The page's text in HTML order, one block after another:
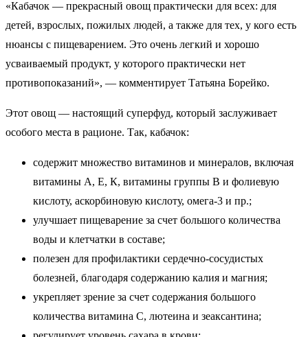
«Кабачок — прекрасный овощ практически для всех: для
детей, взрослых, пожилых людей, а также для тех, у кого есть
нюансы с пищеварением. Это очень легкий и хорошо
усваиваемый продукт, у которого практически нет
противопоказаний», — комментирует Татьяна Борейко.
Этот овощ — настоящий суперфуд, который заслуживает
особого места в рационе. Так, кабачок:
содержит множество витаминов и минералов, включая
витамины А, Е, К, витамины группы В и фолиевую
кислоту, аскорбиновую кислоту, омега-3 и пр.;
улучшает пищеварение за счет большого количества
воды и клетчатки в составе;
полезен для профилактики сердечно-сосудистых
болезней, благодаря содержанию калия и магния;
укрепляет зрение за счет содержания большого
количества витамина С, лютеина и зеаксантина;